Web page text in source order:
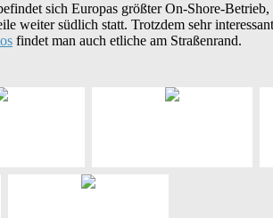
sich Europas größter On-Shore-
südlich statt. Trotzdem sehr
findet man auch etliche am Straßenrand.